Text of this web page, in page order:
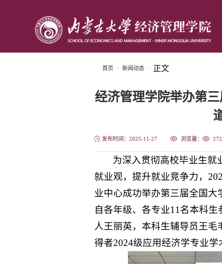
首页 · 新闻动态 · 正文
经济管理学院举办第
发布时间：2025-11-27 浏览量： 272
为深入贯彻高校毕业生就
就业观，提升就业竞争力，
业中心成功举办第三届全国
自各年级、各专业11名本科
人王丽英，本科生辅导员王
得者2024级应用经济学专业学